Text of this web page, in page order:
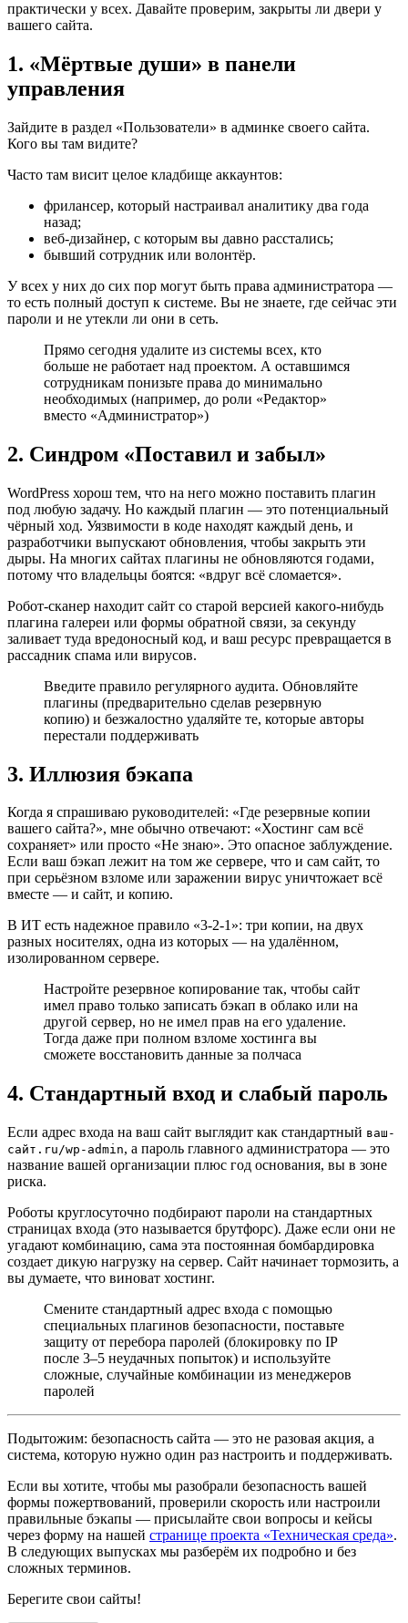
практически у всех. Давайте проверим, закрыты ли двери у
вашего сайта.
1. «Мёртвые души» в панели
управления
Зайдите в раздел «Пользователи» в админке своего сайта.
Кого вы там видите?
Часто там висит целое кладбище аккаунтов:
фрилансер, который настраивал аналитику два года
назад;
веб-дизайнер, с которым вы давно расстались;
бывший сотрудник или волонтёр.
У всех у них до сих пор могут быть права администратора —
то есть полный доступ к системе. Вы не знаете, где сейчас эти
пароли и не утекли ли они в сеть.
Прямо сегодня удалите из системы всех, кто
больше не работает над проектом. А оставшимся
сотрудникам понизьте права до минимально
необходимых (например, до роли «Редактор»
вместо «Администратор»)
2. Синдром «Поставил и забыл»
WordPress хорош тем, что на него можно поставить плагин
под любую задачу. Но каждый плагин — это потенциальный
чёрный ход. Уязвимости в коде находят каждый день, и
разработчики выпускают обновления, чтобы закрыть эти
дыры. На многих сайтах плагины не обновляются годами,
потому что владельцы боятся: «вдруг всё сломается».
Робот-сканер находит сайт со старой версией какого-нибудь
плагина галереи или формы обратной связи, за секунду
заливает туда вредоносный код, и ваш ресурс превращается в
рассадник спама или вирусов.
Введите правило регулярного аудита. Обновляйте
плагины (предварительно сделав резервную
копию) и безжалостно удаляйте те, которые авторы
перестали поддерживать
3. Иллюзия бэкапа
Когда я спрашиваю руководителей: «Где резервные копии
вашего сайта?», мне обычно отвечают: «Хостинг сам всё
сохраняет» или просто «Не знаю». Это опасное заблуждение.
Если ваш бэкап лежит на том же сервере, что и сам сайт, то
при серьёзном взломе или заражении вирус уничтожает всё
вместе — и сайт, и копию.
В ИТ есть надежное правило «3-2-1»: три копии, на двух
разных носителях, одна из которых — на удалённом,
изолированном сервере.
Настройте резервное копирование так, чтобы сайт
имел право только записать бэкап в облако или на
другой сервер, но не имел прав на его удаление.
Тогда даже при полном взломе хостинга вы
сможете восстановить данные за полчаса
4. Стандартный вход и слабый пароль
Если адрес входа на ваш сайт выглядит как стандартный ваш-
сайт.ru/wp-admin, а пароль главного администратора — это
название вашей организации плюс год основания, вы в зоне
риска.
Роботы круглосуточно подбирают пароли на стандартных
страницах входа (это называется брутфорс). Даже если они не
угадают комбинацию, сама эта постоянная бомбардировка
создает дикую нагрузку на сервер. Сайт начинает тормозить, а
вы думаете, что виноват хостинг.
Смените стандартный адрес входа с помощью
специальных плагинов безопасности, поставьте
защиту от перебора паролей (блокировку по IP
после 3–5 неудачных попыток) и используйте
сложные, случайные комбинации из менеджеров
паролей
Подытожим: безопасность сайта — это не разовая акция, а
система, которую нужно один раз настроить и поддерживать.
Если вы хотите, чтобы мы разобрали безопасность вашей
формы пожертвований, проверили скорость или настроили
правильные бэкапы — присылайте свои вопросы и кейсы
через форму на нашей странице проекта «Техническая среда».
В следующих выпусках мы разберём их подробно и без
сложных терминов.
Берегите свои сайты!